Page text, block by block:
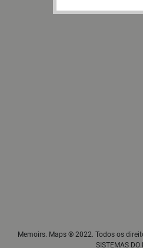
Memoirs. Maps ® 2022. Todos os
SISTEMAS DO